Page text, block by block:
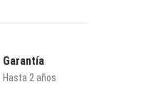
Garantía
Hasta 2 años